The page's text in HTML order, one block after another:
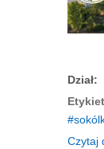
Dział:
Czytaj